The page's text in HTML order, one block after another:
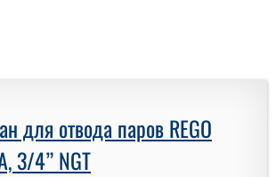
для отвода паров REGO
3/4” NGT